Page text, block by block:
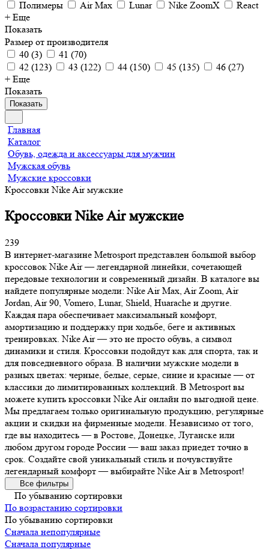
Полимеры Air Max Lunar Nike ZoomX
React
+ Еще
Показать
Размер от производителя
40 (3) 41 (70)
42 (123) 43 (122) 44 (150) 45 (135) 46 (27)
+ Еще
Показать
Показать
Главная
Каталог
Обувь, одежда и аксессуары для мужчин
Мужская обувь
Мужские кроссовки
Кроссовки Nike Air мужские
Кроссовки Nike Air мужские
239
В интернет-магазине Metrosport представлен большой выбор
кроссовок Nike Air — легендарной линейки, сочетающей
передовые технологии и современный дизайн. В каталоге вы
найдете популярные модели: Nike Air Max, Air Zoom, Air
Jordan, Air 90, Vomero, Lunar, Shield, Huarache и другие.
Каждая пара обеспечивает максимальный комфорт,
амортизацию и поддержку при ходьбе, беге и активных
тренировках. Nike Air — это не просто обувь, а символ
динамики и стиля. Кроссовки подойдут как для спорта, так и
для повседневного образа. В наличии мужские модели в
разных цветах: черные, белые, серые, синие и красные — от
классики до лимитированных коллекций. В Metrosport вы
можете купить кроссовки Nike Air онлайн по выгодной цене.
Мы предлагаем только оригинальную продукцию, регулярные
акции и скидки на фирменные модели. Независимо от того,
где вы находитесь — в Ростове, Донецке, Луганске или
любом другом городе России — ваш заказ приедет точно в
срок. Создайте свой уникальный стиль и почувствуйте
легендарный комфорт — выбирайте Nike Air в Metrosport!
Все фильтры
По убыванию сортировки
По возрастанию сортировки
По убыванию сортировки
Сначала непопулярные
Сначала популярные